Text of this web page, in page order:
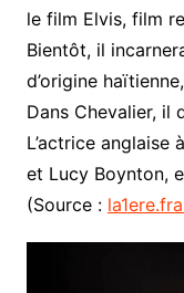
le film Elvis, film
Bientôt, il
d’origine
Dans Chevalier, il
L’actrice anglaise
et Lucy Boynton,
(Source :